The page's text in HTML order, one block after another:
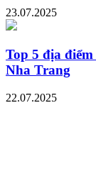
23.07.2025
Top 5 địa
Nha Trang
22.07.2025